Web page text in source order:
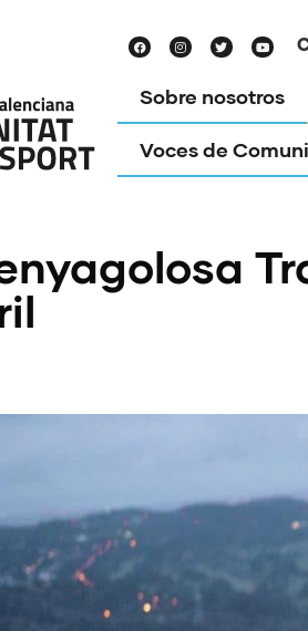
Sobre nosotros
Voces de